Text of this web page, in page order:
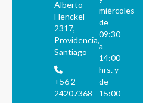
Alberto
Henckel
2317,
Providencia,
Santiago
+56 2
24207368
miércoles
de
09:30
a
14:00
hrs. y
de
15:00